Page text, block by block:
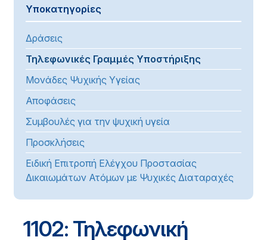
Υποκατηγορίες
Δράσεις
Τηλεφωνικές Γραμμές Υποστήριξης
Μονάδες Ψυχικής Υγείας
Αποφάσεις
Συμβουλές για την ψυχική υγεία
Προσκλήσεις
Ειδική Επιτροπή Ελέγχου Προστασίας
Δικαιωμάτων Ατόμων με Ψυχικές Διαταραχές
1102: Τηλεφωνική